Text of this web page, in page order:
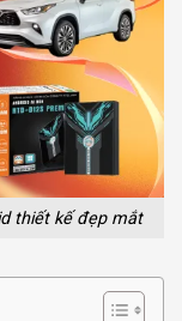
thiết kế đẹp mắt